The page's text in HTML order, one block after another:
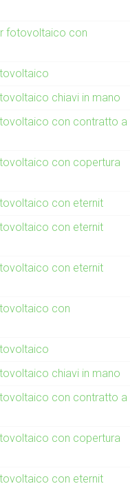
fotovoltaico con
chiavi in mano
con contratto a
con copertura
con eternit
con eternit
con eternit
con
chiavi in mano
con contratto a
con copertura
con eternit